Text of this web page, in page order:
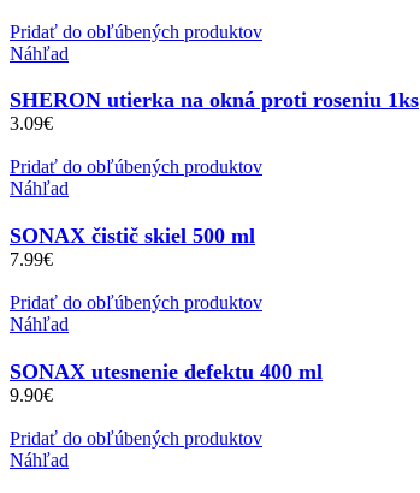
Pridať do obľúbených produktov
Náhľad
SHERON utierka na okná proti roseniu 1ks
3.09€
Pridať do obľúbených produktov
Náhľad
SONAX čistič skiel 500 ml
7.99€
Pridať do obľúbených produktov
Náhľad
SONAX utesnenie defektu 400 ml
9.90€
Pridať do obľúbených produktov
Náhľad